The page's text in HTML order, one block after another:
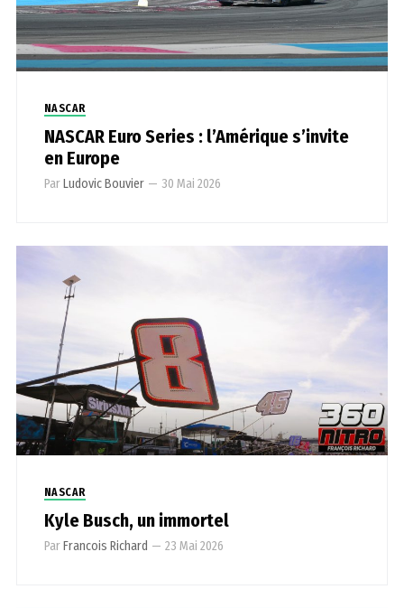
NASCAR
NASCAR Euro Series : l’Amérique s’invite
en Europe
ParLudovic Bouvier — 30 Mai 2026
NASCAR
Kyle Busch, un immortel
ParFrancois Richard — 23 Mai 2026